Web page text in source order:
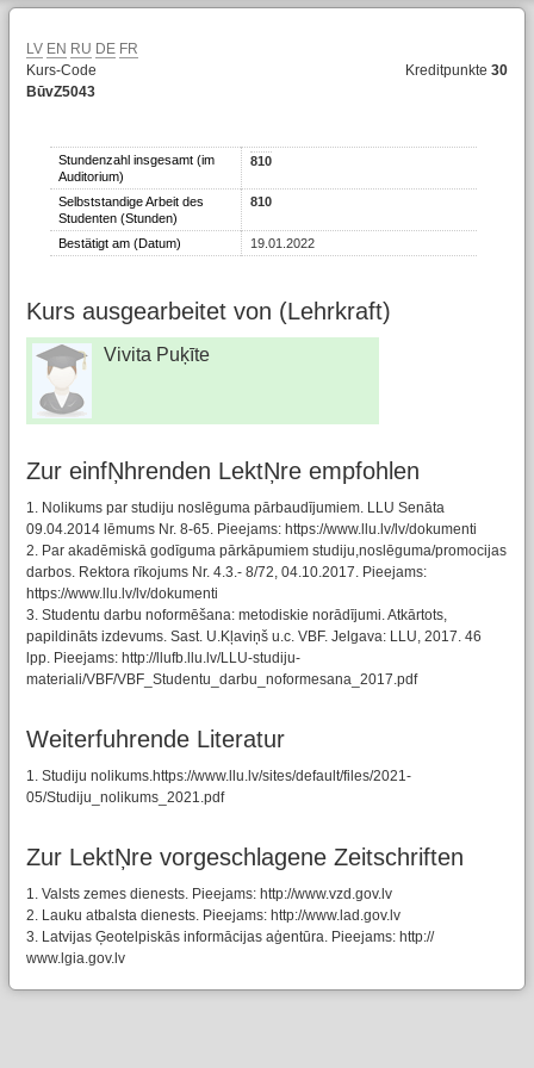
LV EN RU DE FR
Kurs-Code
BūvZ5043
Kreditpunkte30
Stundenzahl insgesamt (im
Auditorium)
810
Selbststandige Arbeit des
Studenten (Stunden)
810
Bestätigt am (Datum) 19.01.2022
Kurs ausgearbeitet von (Lehrkraft)
Vivita Puķīte
Zur einfŅhrenden LektŅre empfohlen
1. Nolikums par studiju noslēguma pārbaudījumiem. LLU Senāta
09.04.2014 lēmums Nr. 8-65. Pieejams: https://www.llu.lv/lv/dokumenti
2. Par akadēmiskā godīguma pārkāpumiem studiju,noslēguma/promocijas
darbos. Rektora rīkojums Nr. 4.3.- 8/72, 04.10.2017. Pieejams:
https://www.llu.lv/lv/dokumenti
3. Studentu darbu noformēšana: metodiskie norādījumi. Atkārtots,
papildināts izdevums. Sast. U.Kļaviņš u.c. VBF. Jelgava: LLU, 2017. 46
lpp. Pieejams: http://llufb.llu.lv/LLU-studiju-
materiali/VBF/VBF_Studentu_darbu_noformesana_2017.pdf
Weiterfuhrende Literatur
1. Studiju nolikums.https://www.llu.lv/sites/default/files/2021-
05/Studiju_nolikums_2021.pdf
Zur LektŅre vorgeschlagene Zeitschriften
1. Valsts zemes dienests. Pieejams: http://www.vzd.gov.lv
2. Lauku atbalsta dienests. Pieejams: http://www.lad.gov.lv
3. Latvijas Ģeotelpiskās informācijas aģentūra. Pieejams: http://
www.lgia.gov.lv